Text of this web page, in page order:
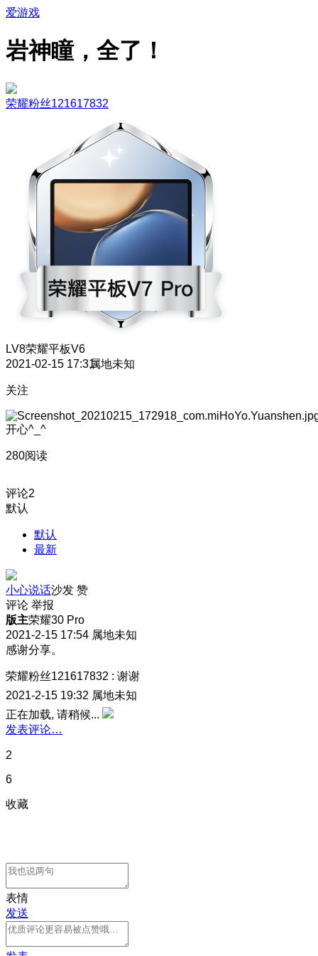
爱游戏
岩神瞳，全了！
荣耀粉丝121617832
LV8荣耀平板V6
2021-02-15 17:31属地未知
关注
开心^_^
280阅读
评论2
默认
默认
最新
小心说话沙发 赞
评论 举报
版主荣耀30 Pro
2021-2-15 17:54 属地未知
感谢分享。
荣耀粉丝121617832 : 谢谢
2021-2-15 19:32 属地未知
正在加载, 请稍候...
发表评论…
2
6
收藏
表情
发送